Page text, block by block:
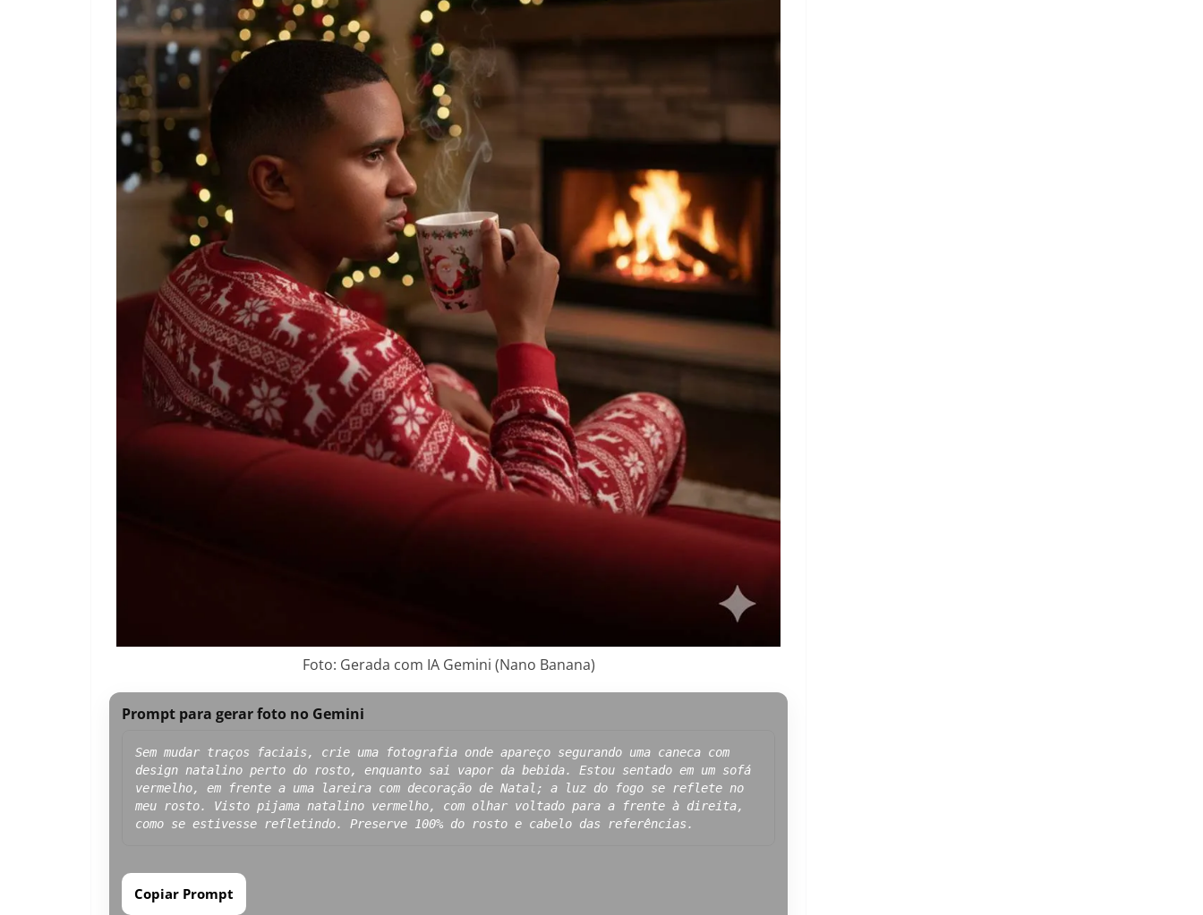
Foto: Gerada com IA Gemini (Nano Banana)
Prompt para gerar foto no Gemini
Sem mudar traços faciais, crie uma fotografia onde apareço segurando uma caneca com
design natalino perto do rosto, enquanto sai vapor da bebida. Estou sentado em um sofá
vermelho, em frente a uma lareira com decoração de Natal; a luz do fogo se reflete no
meu rosto. Visto pijama natalino vermelho, com olhar voltado para a frente à direita,
como se estivesse refletindo. Preserve 100% do rosto e cabelo das referências.
Copiar Prompt